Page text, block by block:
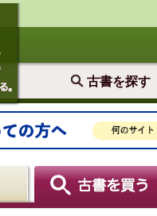
古書を探す